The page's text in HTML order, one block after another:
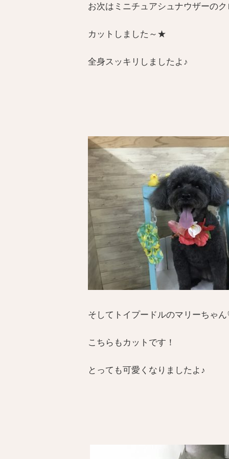
お次はミニチュアシュナウザーの
カットしました～★
全身スッキリしましたよ♪
そしてトイプードルのマリーちゃ
こちらもカットです！
とっても可愛くなりましたよ♪